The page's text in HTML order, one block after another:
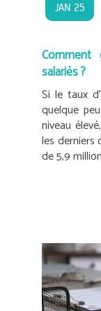
JAN 25
salariés ?
Si le taux
quelque
niveau
les derniers
de 5,9